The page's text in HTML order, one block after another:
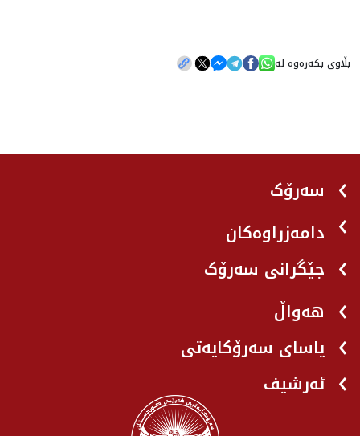
بڵاوی بکەرەوە لە
سەرۆک
دامەزراوەکان
جێگرانی سه‌رۆک
هه‌واڵ
یاسای سەرۆکایەتی
ئەرشیف